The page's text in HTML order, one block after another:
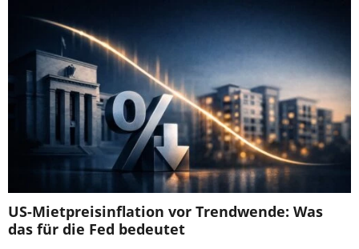
US-Mietpreisinflation vor Trendwende: Was
das für die Fed bedeutet